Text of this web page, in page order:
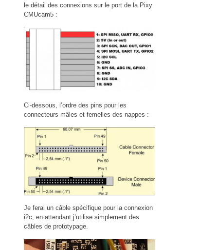
le détail des connexions sur le port de la Pixy
CMUcam5 :
Ci-dessous, l’ordre des pins pour les
connecteurs mâles et femelles des nappes :
Je ferai un câble spécifique pour la connexion
i2c, en attendant j’utilise simplement des
câbles de prototypage.